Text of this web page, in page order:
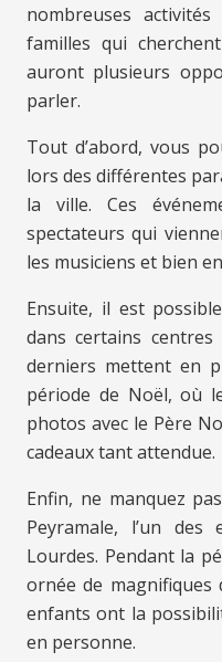
nombreuses
familles qui
auront plusieurs
parler.
Tout d’abord, vous
lors des différentes
la ville. Ces
spectateurs qui
les musiciens et bien
Ensuite, il est
dans certains centres
derniers mettent en
période de Noël, où
photos avec le Père
cadeaux tant attendue.
Enfin, ne manquez
Peyramale, l’un des
Lourdes. Pendant la
ornée de magnifiques
enfants ont la
en personne.